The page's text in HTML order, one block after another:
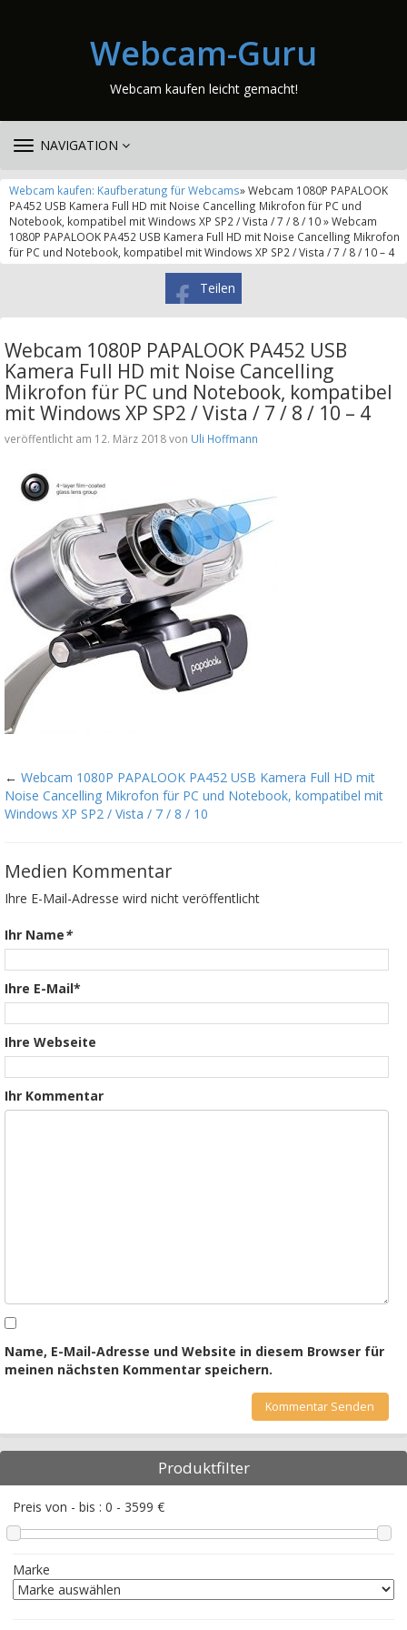
Webcam-Guru
Webcam kaufen leicht gemacht!
TOGGLE
NAVIGATION
Webcam kaufen: Kaufberatung für Webcams» Webcam 1080P PAPALOOK
PA452 USB Kamera Full HD mit Noise Cancelling Mikrofon für PC und
Notebook, kompatibel mit Windows XP SP2 / Vista / 7 / 8 / 10 » Webcam
1080P PAPALOOK PA452 USB Kamera Full HD mit Noise Cancelling Mikrofon
für PC und Notebook, kompatibel mit Windows XP SP2 / Vista / 7 / 8 / 10 – 4
Teilen
Webcam 1080P PAPALOOK PA452 USB
Kamera Full HD mit Noise Cancelling
Mikrofon für PC und Notebook, kompatibel
mit Windows XP SP2 / Vista / 7 / 8 / 10 – 4
veröffentlicht am 12. März 2018 von Uli Hoffmann
← Webcam 1080P PAPALOOK PA452 USB Kamera Full HD mit
Noise Cancelling Mikrofon für PC und Notebook, kompatibel mit
Windows XP SP2 / Vista / 7 / 8 / 10
Medien Kommentar
Ihre E-Mail-Adresse wird nicht veröffentlicht
Ihr Name*
Ihre E-Mail*
Ihre Webseite
Ihr Kommentar
Name, E-Mail-Adresse und Website in diesem Browser für
meinen nächsten Kommentar speichern.
Produktfilter
Preis von - bis : 0 - 3599 €
Marke